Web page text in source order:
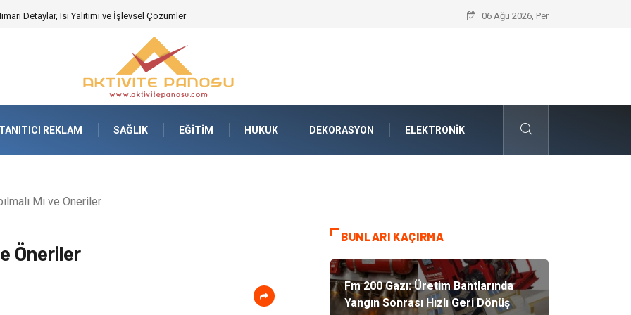
Önemi Nasıl Anlaşılır? Bodrum Havalimanı Transfer: Ege’nin
06 Ağu 2026, Per
REKLAM SAĞLIK EĞITIM HUKUK DEKORASYON ELEKTRONIK
Mı ve Öneriler
Öneriler
BUNLARI KAÇIRMA
Fm 200 Gazı: Üretim Bantlarında
Yangın Sonrası Hızlı Geri Dönüş